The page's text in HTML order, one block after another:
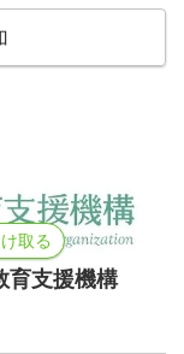
取る
育支援機構